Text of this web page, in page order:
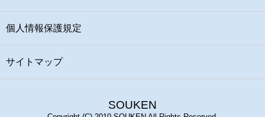
個人情報保護規定
サイトマップ
SOUKEN